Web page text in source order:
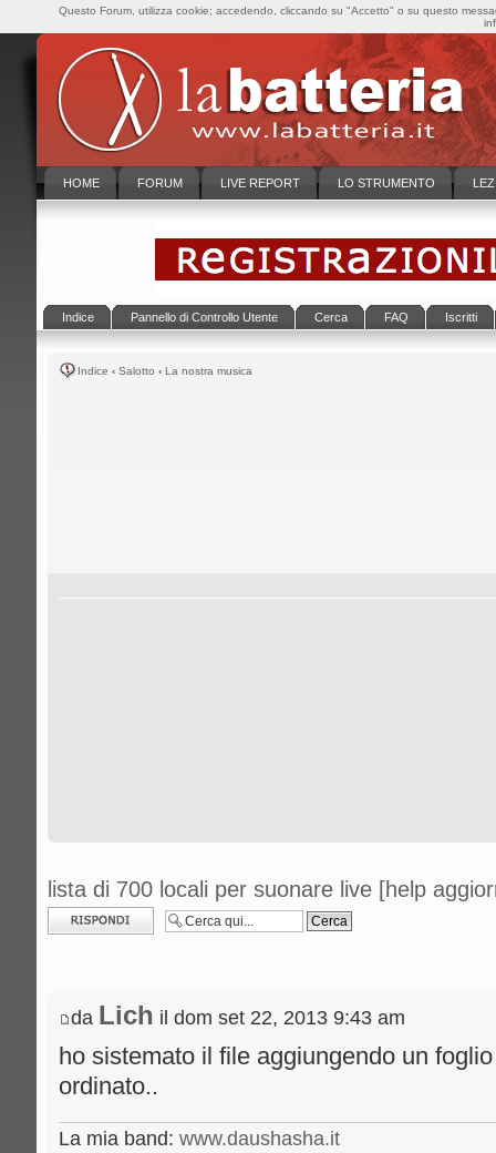
HOME FORUM LIVE REPORT LO STRUMENTO
Indice Pannello di Controllo Utente Cerca FAQ Iscritti
Indice ‹ Salotto ‹ La nostra musica
lista di 700 locali per suonare live [help
Rispondi al
messaggio
da Lich il dom set 22, 2013 9:43 am
ho sistemato il file aggiungendo un
ordinato..
La mia band: www.daushasha.it
Questo Forum, utilizza cookie; accedendo, cliccando su "Accetto" o su questo